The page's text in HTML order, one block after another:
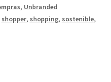
, Unbranded
shopper, shopping, sostenible,